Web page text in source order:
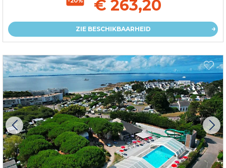
€ 263,20
ZIE BESCHIKBAARHEID